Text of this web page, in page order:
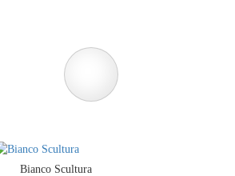
Bianco Scultura